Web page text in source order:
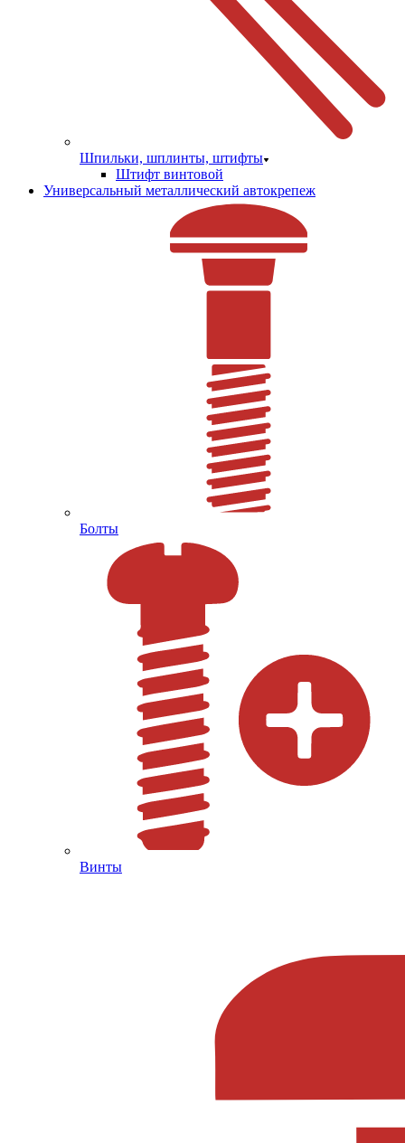
Шпильки, шплинты, штифты
Штифт винтовой
Универсальный металлический автокрепеж
Болты
Винты